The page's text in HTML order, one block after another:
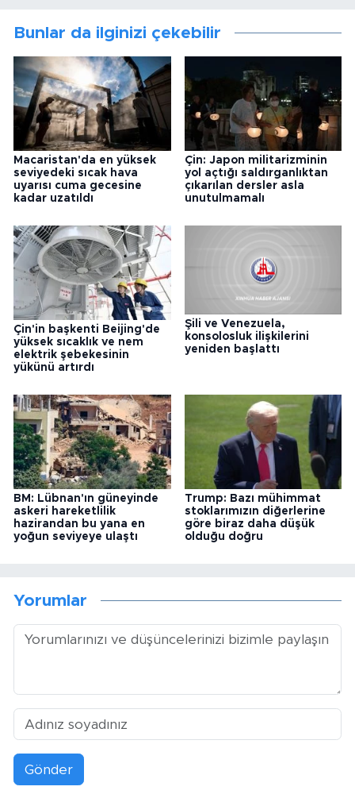
Bunlar da ilginizi çekebilir
Macaristan'da en yüksek
seviyedeki sıcak hava
uyarısı cuma gecesine
kadar uzatıldı
Çin: Japon militarizminin
yol açtığı saldırganlıktan
çıkarılan dersler asla
unutulmamalı
Çin'in başkenti Beijing'de
yüksek sıcaklık ve nem
elektrik şebekesinin
yükünü artırdı
Şili ve Venezuela,
konsolosluk ilişkilerini
yeniden başlattı
BM: Lübnan'ın güneyinde
askeri hareketlilik
hazirandan bu yana en
yoğun seviyeye ulaştı
Trump: Bazı mühimmat
stoklarımızın diğerlerine
göre biraz daha düşük
olduğu doğru
Yorumlar
Gönder